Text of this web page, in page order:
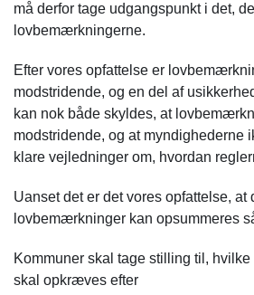
må derfor tage udgangspunkt i det,
lovbemærkningerne.
Efter vores opfattelse er
modstridende, og en del af
kan nok både skyldes, at
modstridende, og at myndighederne
klare vejledninger om, hvordan
Uanset det er det vores opfattelse,
lovbemærkninger kan opsummeres
Kommuner skal tage stilling til,
skal opkræves efter